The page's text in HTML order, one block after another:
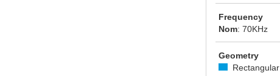
Frequency
Nom: 70KHz
Geometry
Rectangular